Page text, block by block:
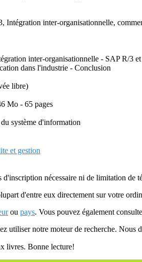
Intégration inter-organisationnelle,
inter-organisationnelle - SAP R/3
dans l'industrie - Conclusion
libre)
Mo - 65 pages
système d'information
et gestion
nécessaire ni de limitation de
d'entre eux directement sur votre
ou pays. Vous pouvez également
utiliser notre moteur de recherche. Nous
livres. Bonne lecture!